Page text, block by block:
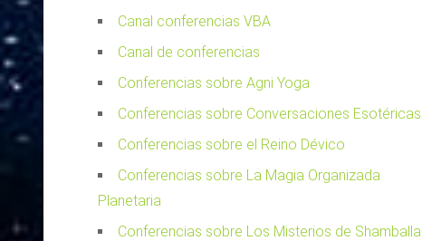
Canal conferencias VBA
Canal de conferencias
Conferencias sobre Agni Yoga
Conferencias sobre Conversaciones Esotéricas
Conferencias sobre el Reino Dévico
Conferencias sobre La Magia Organizada
Planetaria
Conferencias sobre Los Misterios de Shamballa